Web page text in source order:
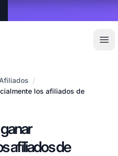
/
los afiliados de
afiliados de